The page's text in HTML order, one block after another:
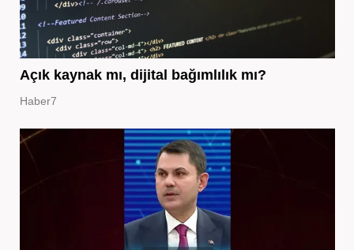
Açık kaynak mı, dijital bağımlılık mı?
Haber7